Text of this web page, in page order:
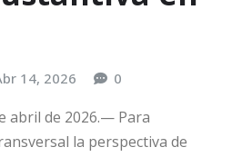
14, 2026 0
abril de 2026.— Para
la perspectiva de